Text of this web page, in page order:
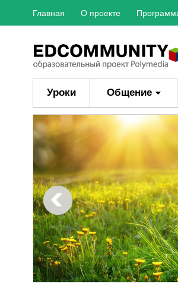
Главная О проекте
Уроки Общение